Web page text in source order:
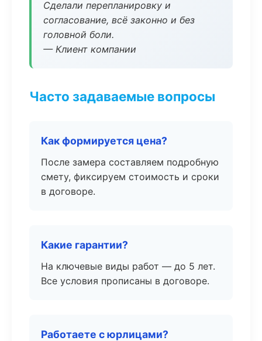
Сделали перепланировку и
согласование, всё законно и без
головной боли.
— Клиент компании
Часто задаваемые вопросы
Как формируется цена?
После замера составляем подробную
смету, фиксируем стоимость и сроки
в договоре.
Какие гарантии?
На ключевые виды работ — до 5 лет.
Все условия прописаны в договоре.
Работаете с юрлицами?